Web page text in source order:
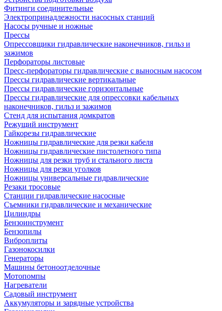
Фитинги соединительные
Электропринадлежности насосных станций
Насосы ручные и ножные
Прессы
Опрессовщики гидравлические наконечников, гильз и
зажимов
Перфораторы листовые
Пресс-перфораторы гидравлические с выносным насосом
Прессы гидравлические вертикальные
Прессы гидравлические горизонтальные
Прессы гидравлические для опрессовки кабельных
наконечников, гильз и зажимов
Стенд для испытания домкратов
Режущий инструмент
Гайкорезы гидравлические
Ножницы гидравлические для резки кабеля
Ножницы гидравлические пистолетного типа
Ножницы для резки труб и стального листа
Ножницы для резки уголков
Ножницы универсальные гидравлические
Резаки тросовые
Станции гидравлические насосные
Съемники гидравлические и механические
Цилиндры
Бензоинструмент
Бензопилы
Виброплиты
Газонокосилки
Генераторы
Машины бетоноотделочные
Мотопомпы
Нагреватели
Садовый инструмент
Аккумуляторы и зарядные устройства